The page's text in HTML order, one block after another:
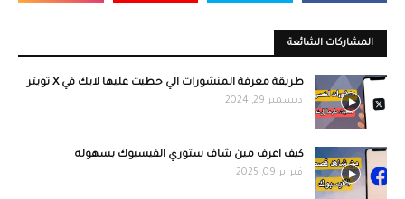
المشاركات الشائعة
طريقة معرفة المنشورات الي حطيت عليها لايك في X تويتر
ديسمبر 29, 2024
كيف اعرف مين شاف ستوري الفيسبوك بسهوله
فبراير 09, 2025